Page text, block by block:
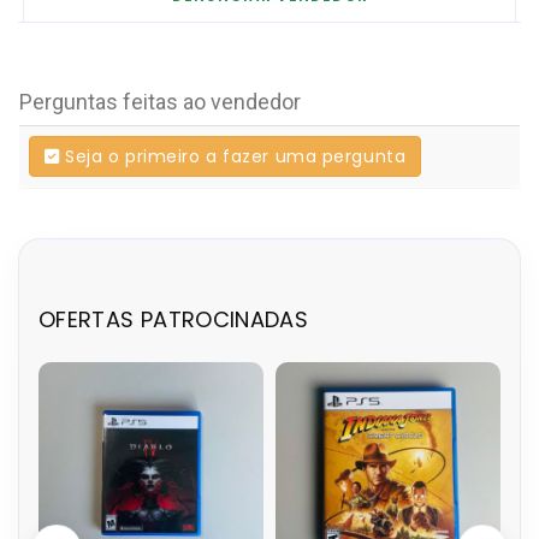
Perguntas feitas ao vendedor
Seja o primeiro a fazer uma pergunta
OFERTAS PATROCINADAS